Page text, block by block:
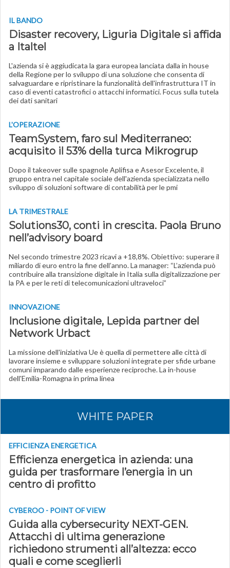
IL BANDO
Disaster recovery, Liguria Digitale si affida
a Italtel
L'azienda si è aggiudicata la gara europea lanciata dalla in house
della Regione per lo sviluppo di una soluzione che consenta di
salvaguardare e ripristinare la funzionalità dell'infrastruttura IT in
caso di eventi catastrofici o attacchi informatici. Focus sulla tutela
dei dati sanitari
L'OPERAZIONE
TeamSystem, faro sul Mediterraneo:
acquisito il 53% della turca Mikrogrup
Dopo il takeover sulle spagnole Aplifisa e Asesor Excelente, il
gruppo entra nel capitale sociale dell'azienda specializzata nello
sviluppo di soluzioni software di contabilità per le pmi
LA TRIMESTRALE
Solutions30, conti in crescita. Paola Bruno
nell’advisory board
Nel secondo trimestre 2023 ricavi a +18,8%. Obiettivo: superare il
miliardo di euro entro la fine dell’anno. La manager: “L’azienda può
contribuire alla transizione digitale in Italia sulla digitalizzazione per
la PA e per le reti di telecomunicazioni ultraveloci”
INNOVAZIONE
Inclusione digitale, Lepida partner del
Network Urbact
La missione dell'iniziativa Ue è quella di permettere alle città di
lavorare insieme e sviluppare soluzioni integrate per sfide urbane
comuni imparando dalle esperienze reciproche. La in-house
dell'Emilia-Romagna in prima linea
WHITE PAPER
EFFICIENZA ENERGETICA
Efficienza energetica in azienda: una
guida per trasformare l’energia in un
centro di profitto
CYBEROO - POINT OF VIEW
Guida alla cybersecurity NEXT-GEN.
Attacchi di ultima generazione
richiedono strumenti all’altezza: ecco
quali e come sceglierli